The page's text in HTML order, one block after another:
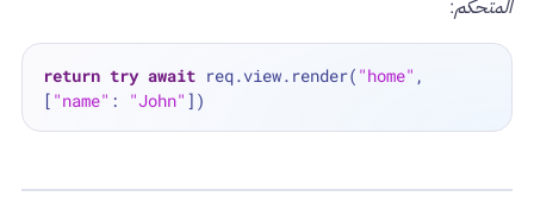
المتحكّم:
return try await req.view.render( "home" ,
[ "name" : "John"